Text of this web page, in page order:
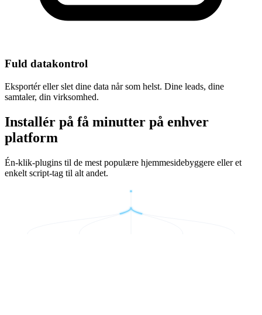
Fuld datakontrol
Eksportér eller slet dine data når som helst. Dine leads, dine
samtaler, din virksomhed.
Installér på få minutter på enhver
platform
Én-klik-plugins til de mest populære hjemmesidebyggere eller et
enkelt script-tag til alt andet.